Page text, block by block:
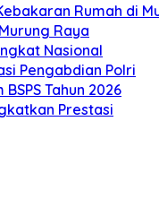
Rumah di
Raya
Nasional
Pengabdian Polri
Tahun 2026
Prestasi